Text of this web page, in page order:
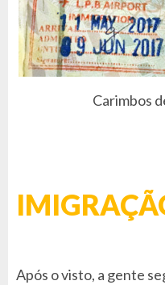
Carimbos
Após o visto, a gente